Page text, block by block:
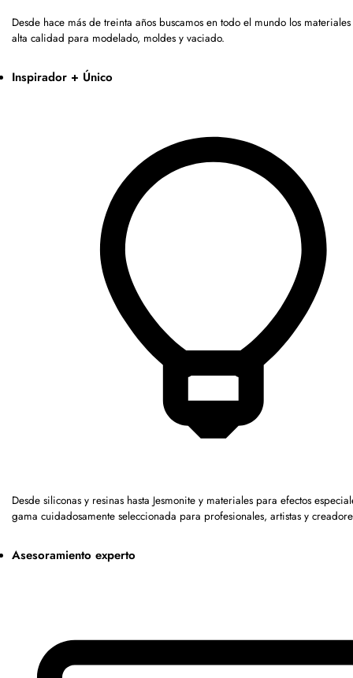
Desde hace más de treinta años buscamos en todo el mundo los
alta calidad para modelado, moldes y vaciado.
Inspirador + Único
Desde siliconas y resinas hasta Jesmonite y materiales para efectos
gama cuidadosamente seleccionada para profesionales, artistas y
Asesoramiento experto